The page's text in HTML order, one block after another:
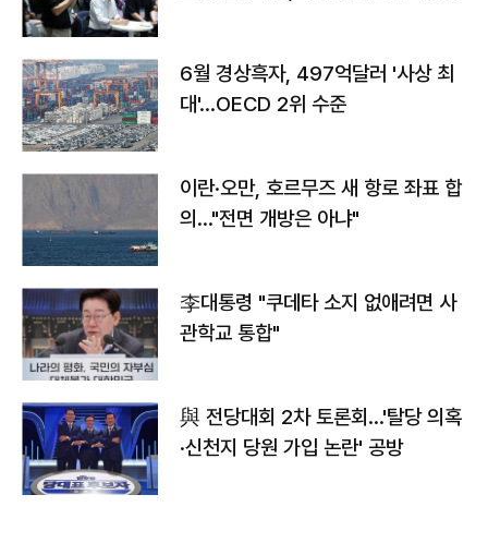
6월 경상흑자, 497억달러 '사상 최
대'…OECD 2위 수준
이란·오만, 호르무즈 새 항로 좌표 합
의…"전면 개방은 아냐"
李대통령 "쿠데타 소지 없애려면 사
관학교 통합"
與 전당대회 2차 토론회…'탈당 의혹
·신천지 당원 가입 논란' 공방